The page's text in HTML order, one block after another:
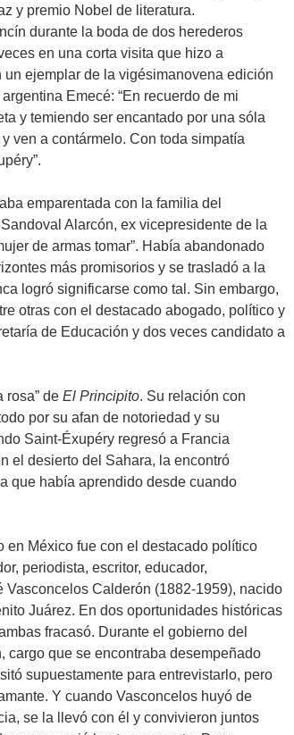
y premio Nobel de literatura.
durante la boda de dos herederos
en una corta visita que hizo a
ejemplar de la vigésimanovena edición
Emecé: “En recuerdo de mi
y temiendo ser encantado por una sóla
ven a contármelo. Con toda simpatía
emparentada con la familia del
Alarcón, ex vicepresidente de la
de armas tomar”. Había abandonado
más promisorios y se trasladó a la
logró significarse como tal. Sin embargo,
otras con el destacado abogado, político y
de Educación y dos veces candidato a
rosa” de El Principito. Su relación con
por su afan de notoriedad y su
Saint-Éxupéry regresó a Francia
el desierto del Sahara, la encontró
que había aprendido desde cuando
en México fue con el destacado político
periodista, escritor, educador,
Calderón (1882-1959), nacido
Juárez. En dos oportunidades históricas
fracasó. Durante el gobierno del
cargo que se encontraba desempeñado
supuestamente para entrevistarlo, pero
Y cuando Vasconcelos huyó de
se la llevó con él y convivieron juntos